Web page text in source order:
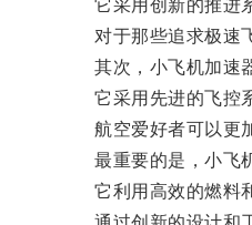
它采用创新的推进系
对于那些追求极速飞
其次，小飞机加速器
它采用先进的飞控系
航空爱好者可以更加
最重要的是，小飞机
它利用高效的燃料和